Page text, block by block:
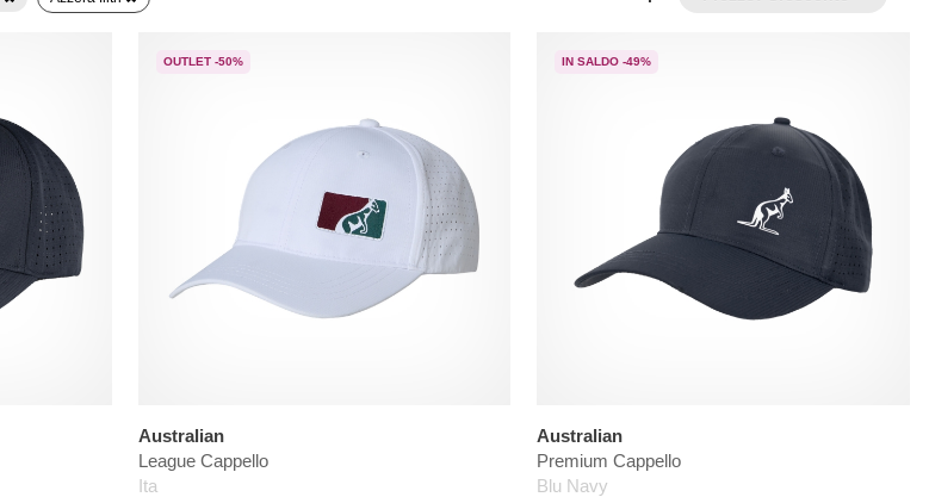
OUTLET -50%
Australian
League Cappello
Ita
IN SALDO -49%
Australian
Premium Cappello
Blu Navy